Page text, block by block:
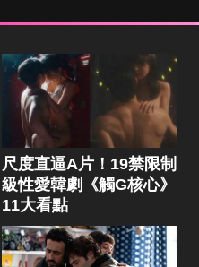
尺度直逼A片！19禁限制
級性愛韓劇《觸G核心》
11大看點